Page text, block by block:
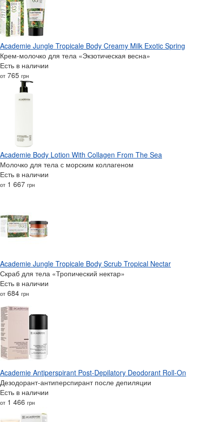
Academie Jungle Tropicale Body Creamy Milk Exotic Spring
Крем-молочко для тела «Экзотическая весна»
Есть в наличии
от 765 грн
Academie Body Lotion With Collagen From The Sea
Молочко для тела с морским коллагеном
Есть в наличии
от 1 667 грн
Academie Jungle Tropicale Body Scrub Tropical Nectar
Скраб для тела «Тропический нектар»
Есть в наличии
от 684 грн
Academie Antiperspirant Post-Depilatory Deodorant Roll-On
Дезодорант-антиперспирант после депиляции
Есть в наличии
от 1 466 грн